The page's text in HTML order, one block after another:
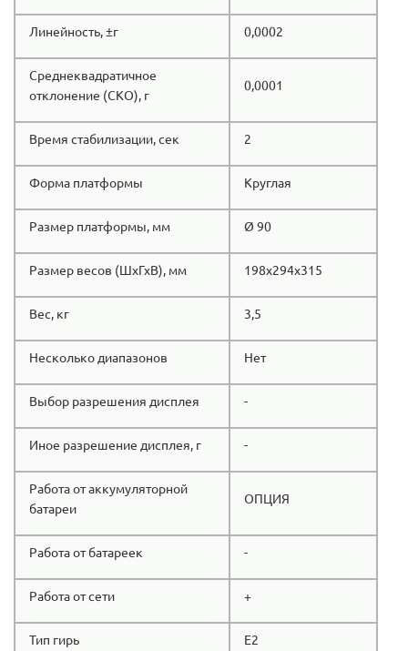
Линейность, ±г 0,0002
Среднеквадратичное
отклонение (СКО), г
0,0001
Время стабилизации, сек 2
Форма платформы Круглая
Размер платформы, мм Ø 90
Размер весов (ШхГхВ), мм 198х294х315
Вес, кг 3,5
Несколько диапазонов Нет
Выбор разрешения дисплея -
Иное разрешение дисплея, г -
Работа от аккумуляторной
батареи
ОПЦИЯ
Работа от батареек -
Работа от сети +
Тип гирь E2